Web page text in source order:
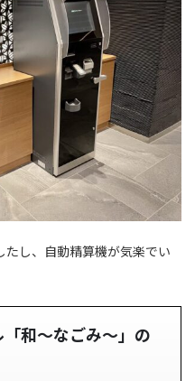
し、自動精算機が気楽でい
和〜なごみ〜」の